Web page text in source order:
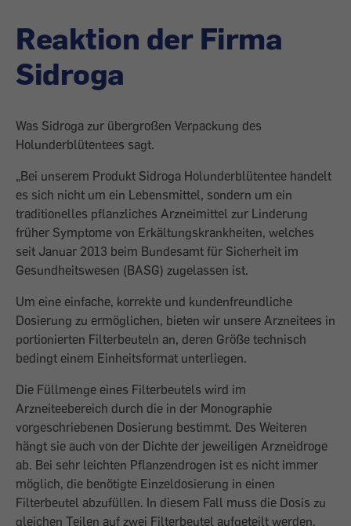
Reaktion der Firma
Sidroga
Was Sidroga zur übergroßen Verpackung des
Holunderblütentees sagt.
„Bei unserem Produkt Sidroga Holunderblütentee handelt
es sich nicht um ein Lebensmittel, sondern um ein
traditionelles pflanzliches Arzneimittel zur Linderung
früher Symptome von Erkältungskrankheiten, welches
seit Januar 2013 beim Bundesamt für Sicherheit im
Gesundheitswesen (BASG) zugelassen ist.
Um eine einfache, korrekte und kundenfreundliche
Dosierung zu ermöglichen, bieten wir unsere Arzneitees in
portionierten Filterbeuteln an, deren Größe technisch
bedingt einem Einheitsformat unterliegen.
Die Füllmenge eines Filterbeutels wird im
Arzneiteebereich durch die in der Monographie
vorgeschriebenen Dosierung bestimmt. Des Weiteren
hängt sie auch von der Dichte der jeweiligen Arzneidroge
ab. Bei sehr leichten Pflanzendrogen ist es nicht immer
möglich, die benötigte Einzeldosierung in einen
Filterbeutel abzufüllen. In diesem Fall muss die Dosis zu
gleichen Teilen auf zwei Filterbeutel aufgeteilt werden.